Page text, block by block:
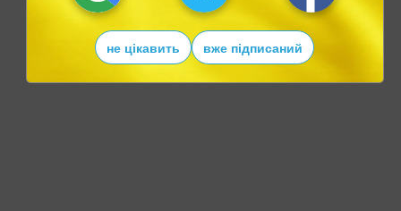
не цікавить вже підписаний